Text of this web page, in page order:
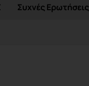
Συχνές Ερωτήσεις